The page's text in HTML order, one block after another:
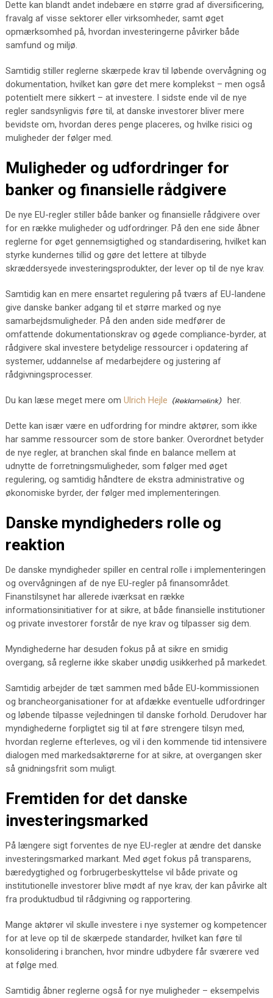
Dette kan blandt andet indebære en større grad af diversificering,
fravalg af visse sektorer eller virksomheder, samt øget
opmærksomhed på, hvordan investeringerne påvirker både
samfund og miljø.
Samtidig stiller reglerne skærpede krav til løbende overvågning og
dokumentation, hvilket kan gøre det mere komplekst – men også
potentielt mere sikkert – at investere. I sidste ende vil de nye
regler sandsynligvis føre til, at danske investorer bliver mere
bevidste om, hvordan deres penge placeres, og hvilke risici og
muligheder der følger med.
Muligheder og udfordringer for
banker og finansielle rådgivere
De nye EU-regler stiller både banker og finansielle rådgivere over
for en række muligheder og udfordringer. På den ene side åbner
reglerne for øget gennemsigtighed og standardisering, hvilket kan
styrke kundernes tillid og gøre det lettere at tilbyde
skræddersyede investeringsprodukter, der lever op til de nye krav.
Samtidig kan en mere ensartet regulering på tværs af EU-landene
give danske banker adgang til et større marked og nye
samarbejdsmuligheder. På den anden side medfører de
omfattende dokumentationskrav og øgede compliance-byrder, at
rådgivere skal investere betydelige ressourcer i opdatering af
systemer, uddannelse af medarbejdere og justering af
rådgivningsprocesser.
Du kan læse meget mere om Ulrich Hejle her.
Dette kan især være en udfordring for mindre aktører, som ikke
har samme ressourcer som de store banker. Overordnet betyder
de nye regler, at branchen skal finde en balance mellem at
udnytte de forretningsmuligheder, som følger med øget
regulering, og samtidig håndtere de ekstra administrative og
økonomiske byrder, der følger med implementeringen.
Danske myndigheders rolle og
reaktion
De danske myndigheder spiller en central rolle i implementeringen
og overvågningen af de nye EU-regler på finansområdet.
Finanstilsynet har allerede iværksat en række
informationsinitiativer for at sikre, at både finansielle institutioner
og private investorer forstår de nye krav og tilpasser sig dem.
Myndighederne har desuden fokus på at sikre en smidig
overgang, så reglerne ikke skaber unødig usikkerhed på markedet.
Samtidig arbejder de tæt sammen med både EU-kommissionen
og brancheorganisationer for at afdække eventuelle udfordringer
og løbende tilpasse vejledningen til danske forhold. Derudover har
myndighederne forpligtet sig til at føre strengere tilsyn med,
hvordan reglerne efterleves, og vil i den kommende tid intensivere
dialogen med markedsaktørerne for at sikre, at overgangen sker
så gnidningsfrit som muligt.
Fremtiden for det danske
investeringsmarked
På længere sigt forventes de nye EU-regler at ændre det danske
investeringsmarked markant. Med øget fokus på transparens,
bæredygtighed og forbrugerbeskyttelse vil både private og
institutionelle investorer blive mødt af nye krav, der kan påvirke alt
fra produktudbud til rådgivning og rapportering.
Mange aktører vil skulle investere i nye systemer og kompetencer
for at leve op til de skærpede standarder, hvilket kan føre til
konsolidering i branchen, hvor mindre udbydere får sværere ved
at følge med.
Samtidig åbner reglerne også for nye muligheder – eksempelvis